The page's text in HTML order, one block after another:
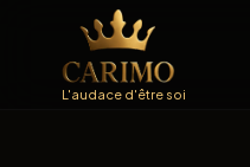
L'audace d'être soi